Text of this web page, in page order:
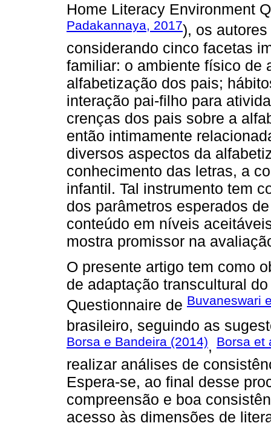
Home Literacy Environment
Padakannaya, 2017), os
considerando cinco facetas
familiar: o ambiente físico de
alfabetização dos pais;
interação pai-filho para
crenças dos pais sobre a
então intimamente
diversos aspectos da
conhecimento das letras, a
infantil. Tal instrumento tem
dos parâmetros esperados
conteúdo em níveis
mostra promissor na
O presente artigo tem como
de adaptação transcultural
Questionnaire de Buvaneswari
brasileiro, seguindo as
Borsa e Bandeira (2014), Borsa et
realizar análises de
Espera-se, ao final desse
compreensão e boa
acesso às dimensões de